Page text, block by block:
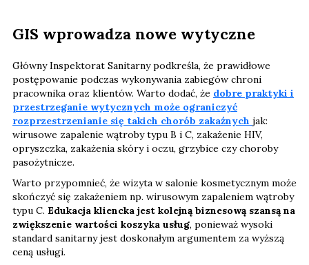
GIS wprowadza nowe wytyczne
Główny Inspektorat Sanitarny podkreśla, że prawidłowe
postępowanie podczas wykonywania zabiegów chroni
pracownika oraz klientów. Warto dodać, że dobre praktyki i
przestrzeganie wytycznych może ograniczyć
rozprzestrzenianie się takich chorób zakaźnych jak:
wirusowe zapalenie wątroby typu B i C, zakażenie HIV,
opryszczka, zakażenia skóry i oczu, grzybice czy choroby
pasożytnicze.
Warto przypomnieć, że wizyta w salonie kosmetycznym może
skończyć się zakażeniem np. wirusowym zapaleniem wątroby
typu C. Edukacja kliencka jest kolejną biznesową szansą na
zwiększenie wartości koszyka usług, ponieważ wysoki
standard sanitarny jest doskonałym argumentem za wyższą
ceną usługi.